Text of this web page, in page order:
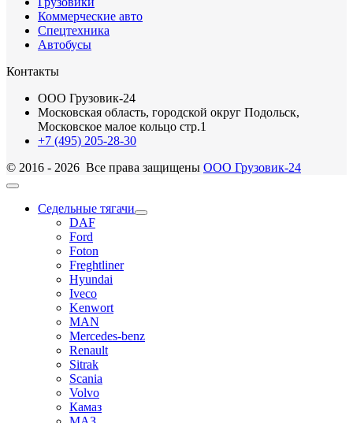
Коммерческие авто
Спецтехника
Автобусы
Контакты
ООО Грузовик-24
Московская область, городской округ Подольск,
Московское малое кольцо стр.1
+7 (495) 205-28-30
© 2016 - 2026 Все права защищены ООО Грузовик-24
Седельные тягачи
DAF
Ford
Foton
Freghtliner
Hyundai
Iveco
Kenwort
MAN
Mercedes-benz
Renault
Sitrak
Scania
Volvo
Камаз